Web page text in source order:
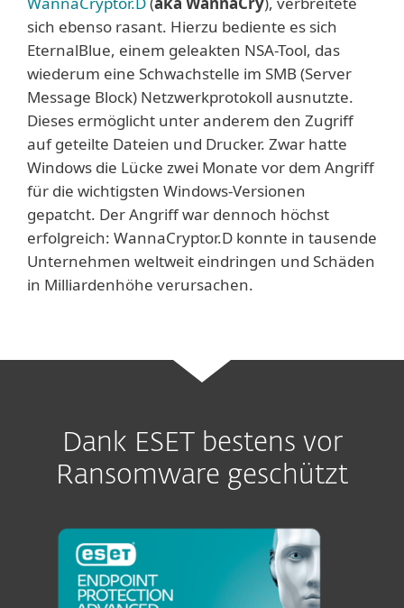
sich ebenso rasant. Hierzu bediente es sich
EternalBlue, einem geleakten NSA-Tool, das
wiederum eine Schwachstelle im SMB (Server
Message Block) Netzwerkprotokoll ausnutzte.
Dieses ermöglicht unter anderem den Zugriff
auf geteilte Dateien und Drucker. Zwar hatte
Windows die Lücke zwei Monate vor dem Angriff
für die wichtigsten Windows-Versionen
gepatcht. Der Angriff war dennoch höchst
erfolgreich: WannaCryptor.D konnte in tausende
Unternehmen weltweit eindringen und Schäden
in Milliardenhöhe verursachen.
Dank ESET bestens vor
Ransomware geschützt